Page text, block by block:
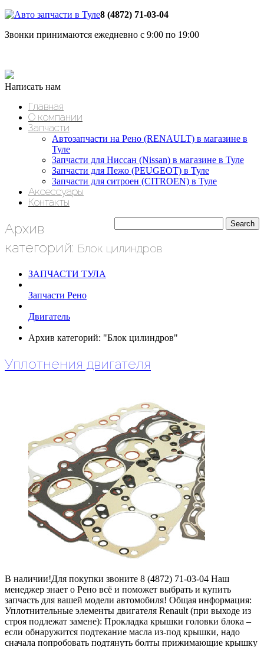
8 (4872) 71-03-04
Звонки принимаются ежедневно с 9:00 по 19:00
Написать нам
Главная
О компании
Запчасти
Автозапчасти на Рено (RENAULT) в магазине в
Туле
Запчасти для Ниссан (Nissan) в магазине в Туле
Запчасти для Пежо (PEUGEOT) в Туле
Запчасти для ситроен (CITROEN) в Туле
Аксессуары
Контакты
Архив
категорий: Блок цилиндров
ЗАПЧАСТИ ТУЛА
Запчасти Рено
Двигатель
Архив категорий: "Блок цилиндров"
Уплотнения двигателя
В наличии!Для покупки звоните 8 (4872) 71-03-04 Наш
менеджер знает о Рено всё и поможет выбрать и купить
запчасть для вашей модели автомобиля! Общая информация:
Уплотнительные элементы двигателя Renault (при выходе из
строя подлежат замене): Прокладка крышки головки блока –
если обнаружится подтекание масла из-под крышки, надо
сначала попробовать подтянуть болты прижимающие крышку